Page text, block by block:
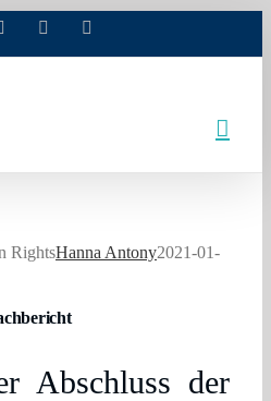
RightsHanna Antony2021-01-
Abschluss der